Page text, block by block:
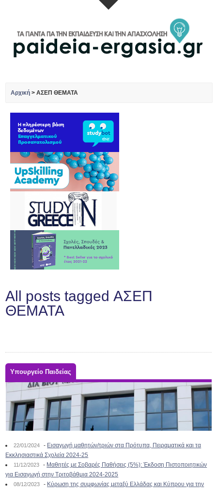
Αρχική >ΑΣΕΠ ΘΕΜΑΤΑ
All posts tagged ΑΣΕΠ
ΘΕΜΑΤΑ
Υπουργείο Παιδείας
22/01/2024 - Εισαγωγή μαθητών/τριών στα Πρότυπα, Πειραματικά και τα
Εκκλησιαστικά Σχολεία 2024-25
11/12/2023 - Μαθητές με Σοβαρές Παθήσεις (5%): Έκδοση Πιστοποιητικών
για Εισαγωγή στην Τριτοβάθμια 2024-2025
08/12/2023 - Κύρωση της συμφωνίας μεταξύ Ελλάδας και Κύπρου για την